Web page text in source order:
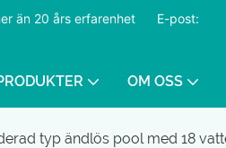
än 20 års erfarenhet
E-post:
OM OSS
typ ändlös pool med 18